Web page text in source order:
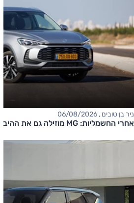
ניר בן טובים , 06/08/2026
אחרי החשמליות: MG מוזילה גם את ההיברידיות